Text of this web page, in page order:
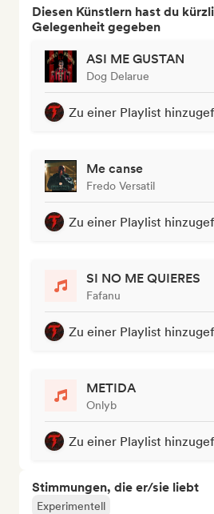
Diesen Künstlern hast du
Gelegenheit gegeben
ASI ME GUSTAN
Dog Delarue
Zu einer Playlist
Me canse
Fredo Versatil
Zu einer Playlist
SI NO ME QUIERES
Fafanu
Zu einer Playlist
METIDA
Onlyb
Zu einer Playlist
Stimmungen, die er/sie liebt
Experimentell